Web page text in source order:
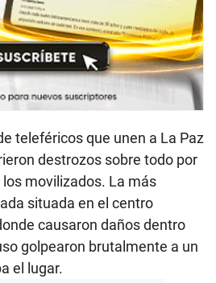
teleféricos que unen a La Paz
destrozos sobre todo por
movilizados. La más
situada en el centro
causaron daños dentro
golpearon brutalmente a un
el lugar.